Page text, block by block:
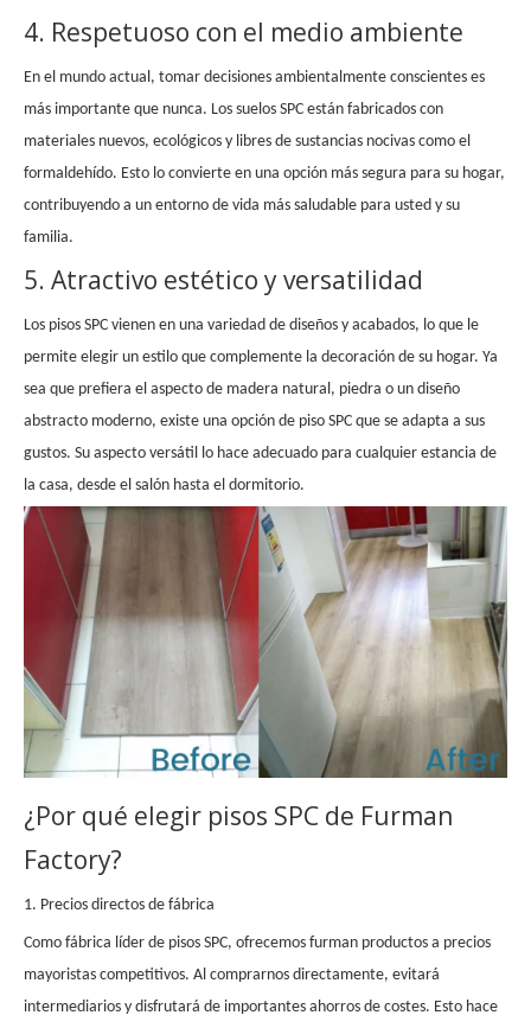
4. Respetuoso con el medio ambiente
En el mundo actual, tomar decisiones ambientalmente conscientes es
más importante que nunca. Los suelos SPC están fabricados con
materiales nuevos, ecológicos y libres de sustancias nocivas como el
formaldehído. Esto lo convierte en una opción más segura para su hogar,
contribuyendo a un entorno de vida más saludable para usted y su
familia.
5. Atractivo estético y versatilidad
Los pisos SPC vienen en una variedad de diseños y acabados, lo que le
permite elegir un estilo que complemente la decoración de su hogar. Ya
sea que prefiera el aspecto de madera natural, piedra o un diseño
abstracto moderno, existe una opción de piso SPC que se adapta a sus
gustos. Su aspecto versátil lo hace adecuado para cualquier estancia de
la casa, desde el salón hasta el dormitorio.
¿Por qué elegir pisos SPC de Furman
Factory?
1. Precios directos de fábrica
Como fábrica líder de pisos SPC, ofrecemos furman productos a precios
mayoristas competitivos. Al comprarnos directamente, evitará
intermediarios y disfrutará de importantes ahorros de costes. Esto hace